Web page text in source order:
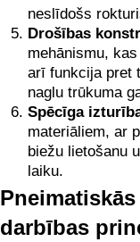
neslīdošs
Drošības
mehānismu,
arī funkcija pret
naglu trūkuma
Spēcīga
materiāliem, ar
biežu lietošanu
laiku.
darbības